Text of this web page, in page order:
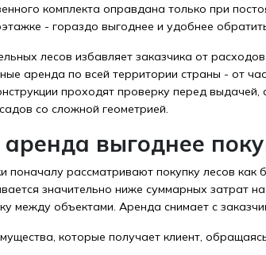
комплекта оправдана только при
- гораздо выгоднее и удобнее
лесов избавляет заказчика от
аренда по всей территории страны - от
проходят проверку перед
со сложной геометрией.
выгоднее
поначалу рассматривают покупку лесов
значительно ниже суммарных затрат
между объектами. Аренда снимает с
которые получает клиент,